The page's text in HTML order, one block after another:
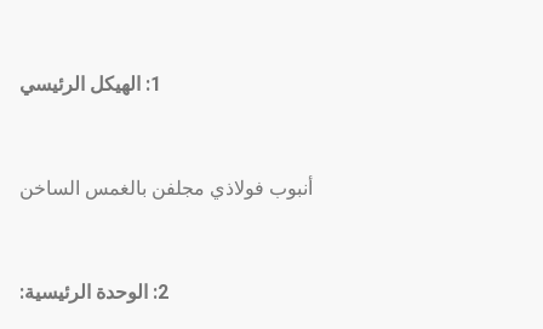
1: الهيكل الرئيسي
أنبوب فولاذي مجلفن بالغمس الساخن
2: الوحدة الرئيسية: